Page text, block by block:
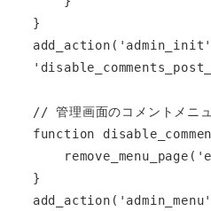
}
// 管理画面のコメントメニ
function
}